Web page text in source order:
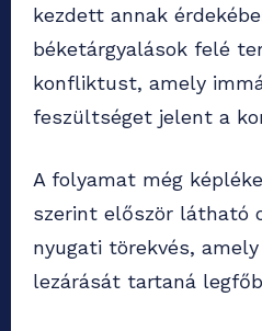
kezdett annak
béketárgyalások felé
konfliktust, amely
feszültséget jelent a
A folyamat még
szerint először látható
nyugati törekvés,
lezárását tartaná